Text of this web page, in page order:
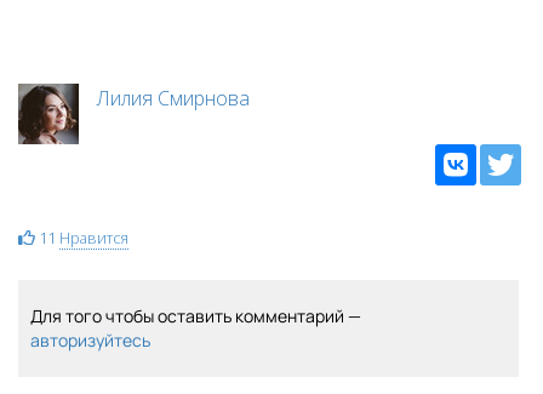
Лилия Смирнова
11 Нравится
Для того чтобы оставить комментарий —
авторизуйтесь